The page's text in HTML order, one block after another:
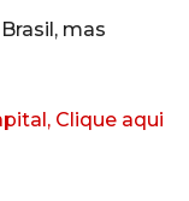
mas
Clique aqui